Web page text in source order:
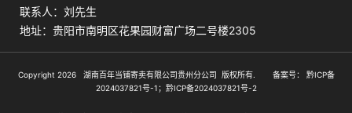
联系人：刘先生
地址：贵阳市南明区花果园财富广场二号楼2305
Copyright 2026 湖南百年当铺寄卖有限公司贵州分公司 版权所有. 备案号： 黔ICP备
2024037821号-1；黔ICP备2024037821号-2